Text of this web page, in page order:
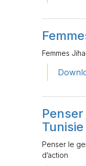
Femmes
Penser le
d’action